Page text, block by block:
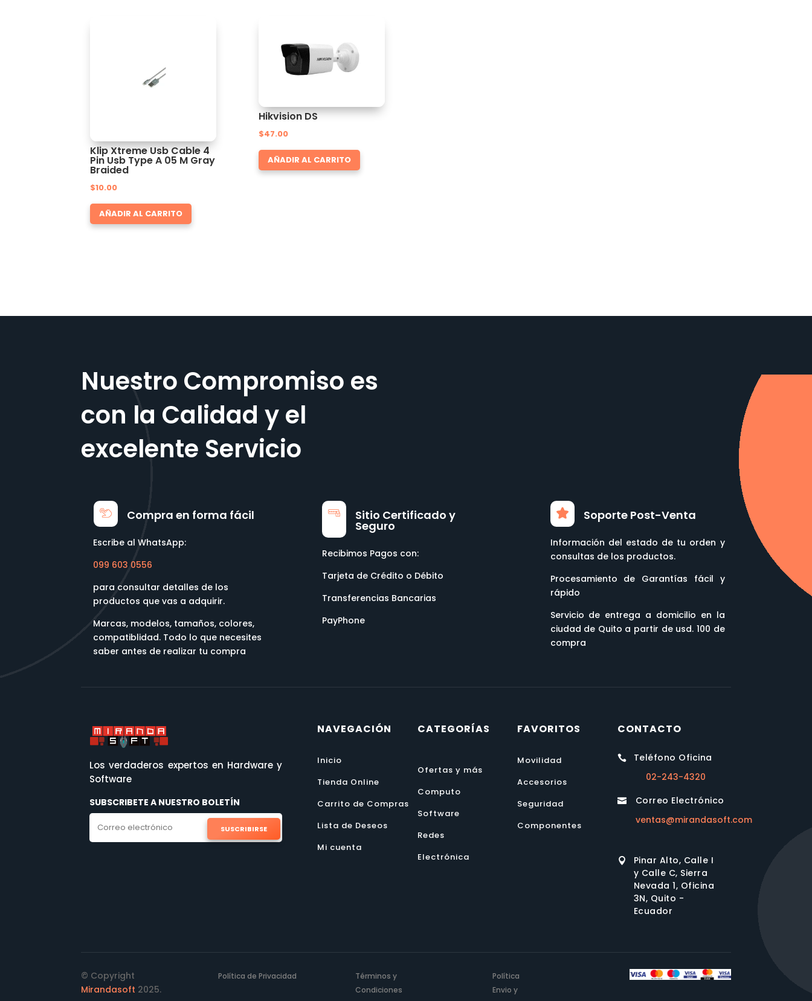
Klip Xtreme Usb Cable 4
Pin Usb Type A 05 M Gray
Braided
$10.00
AÑADIR AL CARRITO
Hikvision DS
$47.00
AÑADIR AL CARRITO
Nuestro Compromiso es
con la Calidad y el
excelente Servicio
Compra en forma fácil
Escribe al WhatsApp:
099 603 0556
para consultar detalles de los
productos que vas a adquirir.
Marcas, modelos, tamaños, colores,
compatiblidad. Todo lo que necesites
saber antes de realizar tu compra
Sitio Certificado y
Seguro
Recibimos Pagos con:
Tarjeta de Crédito o Débito
Transferencias Bancarias
PayPhone
Soporte Post-Venta
Información del estado de tu orden y
consultas de los productos.
Procesamiento de Garantías fácil y
rápido
Servicio de entrega a domicilio en la
ciudad de Quito a partir de usd. 100 de
compra
Los verdaderos expertos en Hardware y
Software
SUBSCRIBETE A NUESTRO BOLETÍN
SUSCRIBIRSE
NAVEGACIÓN
Inicio
Tienda Online
Carrito de Compras
Lista de Deseos
Mi cuenta
CATEGORÍAS
Ofertas y más
Computo
Software
Redes
Electrónica
FAVORITOS
Movilidad
Accesorios
Seguridad
Componentes
CONTACTO

Teléfono Oficina
02-243-4320

Correo Electrónico
ventas@mirandasoft.com

Pinar Alto, Calle I
y Calle C, Sierra
Nevada 1, Oficina
3N, Quito -
Ecuador
© Copyright
Mirandasoft 2025.
Política de Privacidad
Términos y
Condiciones
Política
Envio y